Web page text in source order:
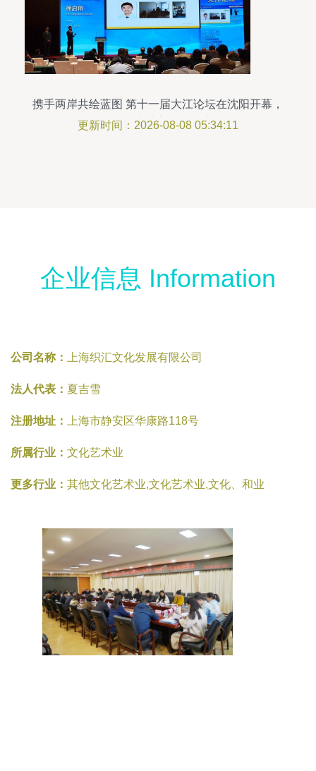
携手两岸共绘蓝图 第十一届大江论坛在沈阳开幕，
文化艺术交流架设融合之桥
更新时间：2026-08-08 05:34:11
企业信息 Information
公司名称： 上海织汇文化发展有限公司
法人代表： 夏吉雪
注册地址： 上海市静安区华康路118号
所属行业： 文化艺术业
更多行业： 其他文化艺术业,文化艺术业,文化、和业